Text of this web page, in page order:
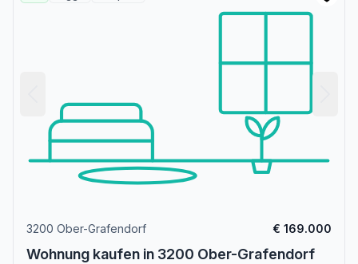
3200 Ober-Grafendorf € 169.000
Wohnung kaufen in 3200 Ober-Grafendorf